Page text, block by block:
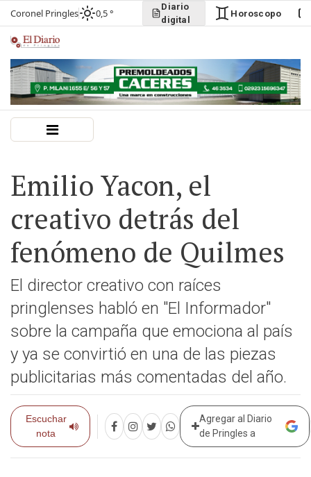
Coronel Pringles 0,5 °
Diario
digital
Horoscopo
Emilio Yacon, el
creativo detrás del
fenómeno de Quilmes
El director creativo con raíces
pringlenses habló en "El Informador"
sobre la campaña que emociona al país
y ya se convirtió en una de las piezas
publicitarias más comentadas del año.
Escuchar
nota
Agregar al Diario
de Pringles a